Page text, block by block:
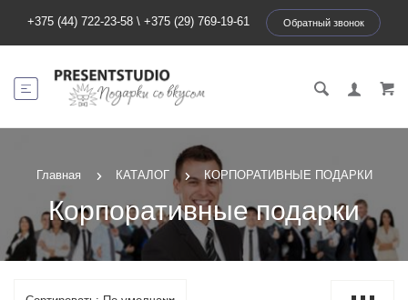
+375 (44) 722-23-58 \ +375 (29) 769-19-61 Обратный звонок
Главная КАТАЛОГ КОРПОРАТИВНЫЕ ПОДАРКИ
Корпоративные подарки